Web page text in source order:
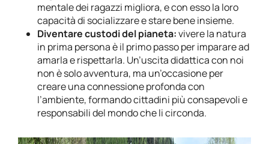
mentale dei ragazzi migliora, e con esso la loro
capacità di socializzare e stare bene insieme.
Diventare custodi del pianeta:vivere la natura
in prima persona è il primo passo per imparare ad
amarla e rispettarla. Un’uscita didattica con noi
non è solo avventura, ma un’occasione per
creare una connessione profonda con
l’ambiente, formando cittadini più consapevoli e
responsabili del mondo che li circonda.